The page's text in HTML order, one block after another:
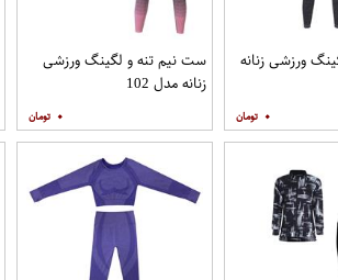
ورزشی زنانه
۰
ست نیم تنه و لگینگ ورزشی
زنانه مدل 102
۰